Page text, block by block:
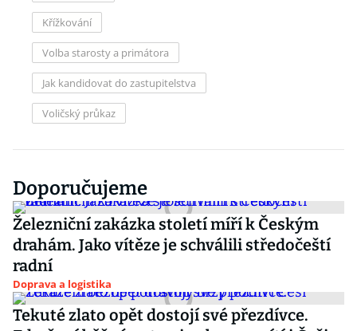
Křížkování
Volba starosty a primátora
Jak kandidovat do zastupitelstva
Voličský průkaz
Doporučujeme
Železniční zakázka století míří k Českým
drahám. Jako vítěze je schválili středočeští
radní
Doprava a logistika
Tekuté zlato opět dostojí své přezdívce.